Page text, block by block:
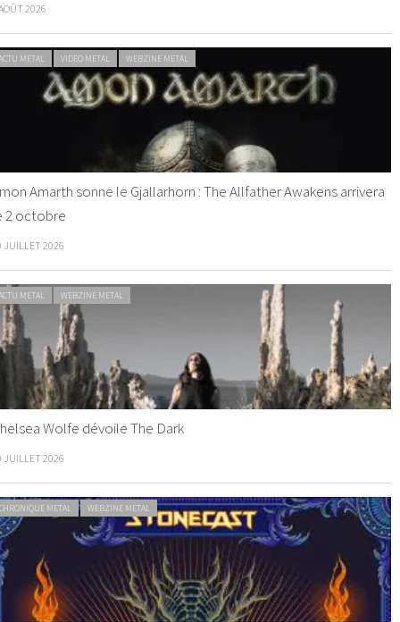
2026
METAL VIDEO METAL WEBZINE METAL
Amarth sonne le Gjallarhorn : The Allfather Awakens arrivera
2 octobre
JUILLET 2026
METAL WEBZINE METAL
Wolfe dévoile The Dark
JUILLET 2026
METAL WEBZINE METAL